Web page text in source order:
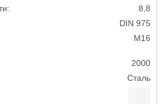
8,8
DIN 975
М16
2000
Сталь